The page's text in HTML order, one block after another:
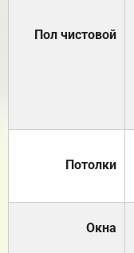
Пол чистовой
Потолки
Окна